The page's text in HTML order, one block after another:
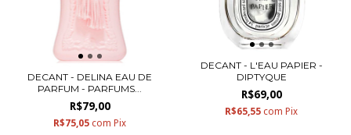
DECANT - DELINA EAU DE
PARFUM - PARFUMS...
R$79,00
R$75,05 com Pix
DECANT - L'EAU PAPIER -
DIPTYQUE
R$69,00
R$65,55 com Pix